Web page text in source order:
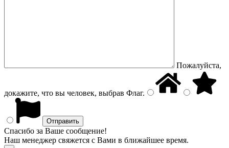
Пожалуйста,
докажите, что вы человек, выбрав Флаг.
Спасибо за Ваше сообщение!
Наш менеджер свяжется с Вами в ближайшее время.